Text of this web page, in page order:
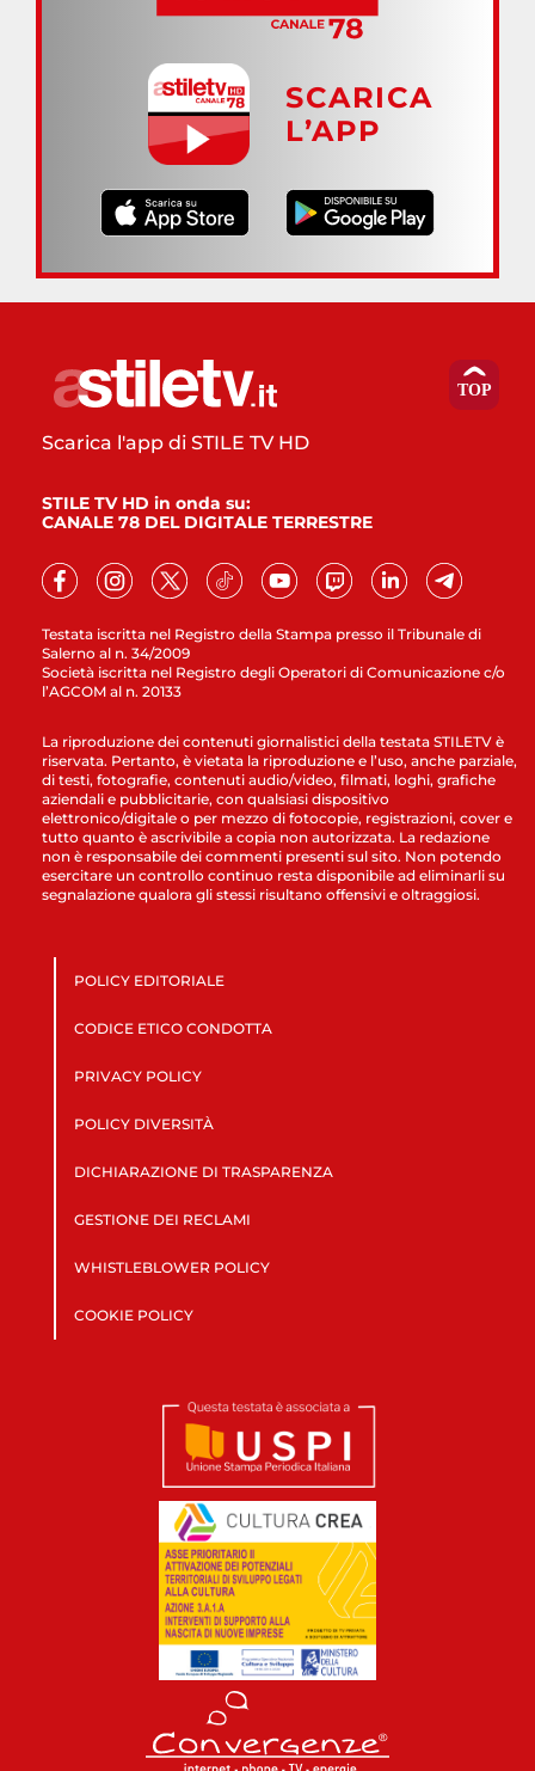
SCARICA
L’APP
Testata iscritta nel Registro della Stampa presso il Tribunale di
Salerno al n. 34/2009
Società iscritta nel Registro degli Operatori di Comunicazione c/o
l’AGCOM al n. 20133
Scarica l'app di STILE TV HD
STILE TV HD in onda su:
CANALE 78 DEL DIGITALE TERRESTRE
La riproduzione dei contenuti giornalistici della testata STILETV è
riservata. Pertanto, è vietata la riproduzione e l’uso, anche parziale,
di testi, fotografie, contenuti audio/video, filmati, loghi, grafiche
aziendali e pubblicitarie, con qualsiasi dispositivo
elettronico/digitale o per mezzo di fotocopie, registrazioni, cover e
tutto quanto è ascrivibile a copia non autorizzata. La redazione
non è responsabile dei commenti presenti sul sito. Non potendo
esercitare un controllo continuo resta disponibile ad eliminarli su
segnalazione qualora gli stessi risultano offensivi e oltraggiosi.
POLICY EDITORIALE
CODICE ETICO CONDOTTA
PRIVACY POLICY
POLICY DIVERSITÀ
DICHIARAZIONE DI TRASPARENZA
GESTIONE DEI RECLAMI
WHISTLEBLOWER POLICY
COOKIE POLICY